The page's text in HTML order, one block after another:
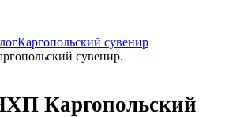
Каргопольский сувенир
сувениp.
Каpгопольский